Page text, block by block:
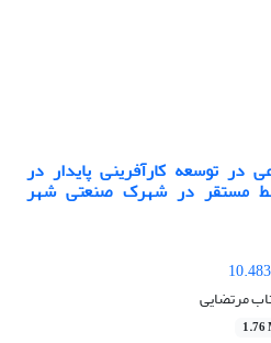
در توسعه کارآفرینی پایدار در
مستقر در شهرک صنعتی شهر
مرتضایی
1.76